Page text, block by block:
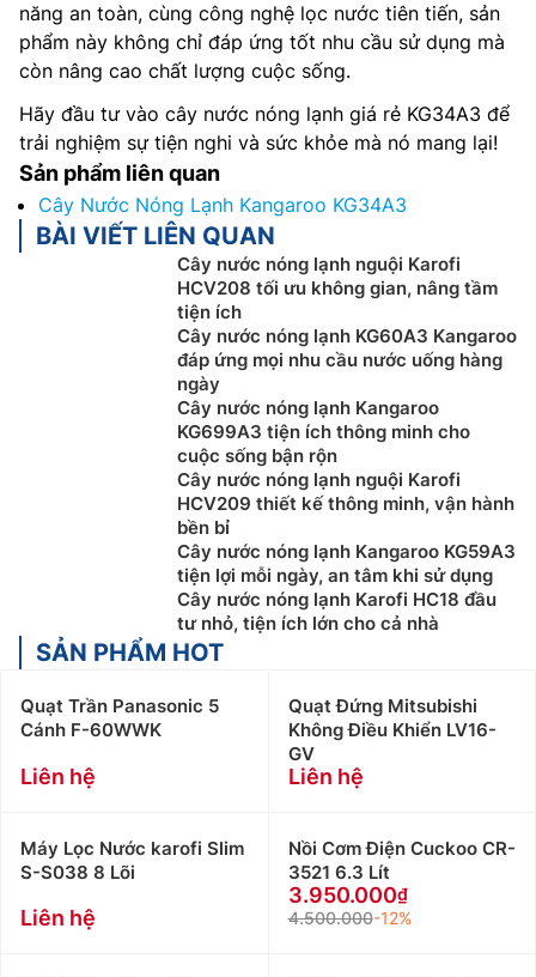
năng an toàn, cùng công nghệ lọc nước tiên tiến, sản
phẩm này không chỉ đáp ứng tốt nhu cầu sử dụng mà
còn nâng cao chất lượng cuộc sống.
Hãy đầu tư vào cây nước nóng lạnh giá rẻ KG34A3 để
trải nghiệm sự tiện nghi và sức khỏe mà nó mang lại!
Sản phẩm liên quan
Cây Nước Nóng Lạnh Kangaroo KG34A3
BÀI VIẾT LIÊN QUAN
Cây nước nóng lạnh nguội Karofi
HCV208 tối ưu không gian, nâng tầm
tiện ích
Cây nước nóng lạnh KG60A3 Kangaroo
đáp ứng mọi nhu cầu nước uống hàng
ngày
Cây nước nóng lạnh Kangaroo
KG699A3 tiện ích thông minh cho
cuộc sống bận rộn
Cây nước nóng lạnh nguội Karofi
HCV209 thiết kế thông minh, vận hành
bền bỉ
Cây nước nóng lạnh Kangaroo KG59A3
tiện lợi mỗi ngày, an tâm khi sử dụng
Cây nước nóng lạnh Karofi HC18 đầu
tư nhỏ, tiện ích lớn cho cả nhà
SẢN PHẨM HOT
Quạt Trần Panasonic 5
Cánh F-60WWK
Liên hệ
Quạt Đứng Mitsubishi
Không Điều Khiển LV16-
GV
Liên hệ
Máy Lọc Nước karofi Slim
S-S038 8 Lõi
Liên hệ
Nồi Cơm Điện Cuckoo CR-
3521 6.3 Lít
3.950.000
4.500.000-12%